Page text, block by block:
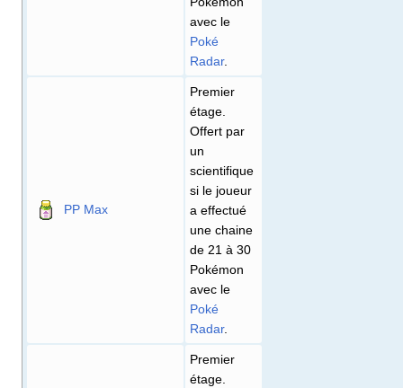
avec le
Poké
Radar.
PP Max
Premier
étage.
Offert par
un
scientifique
si le joueur
a effectué
une chaine
de 21 à 30
Pokémon
avec le
Poké
Radar.
Premier
étage.